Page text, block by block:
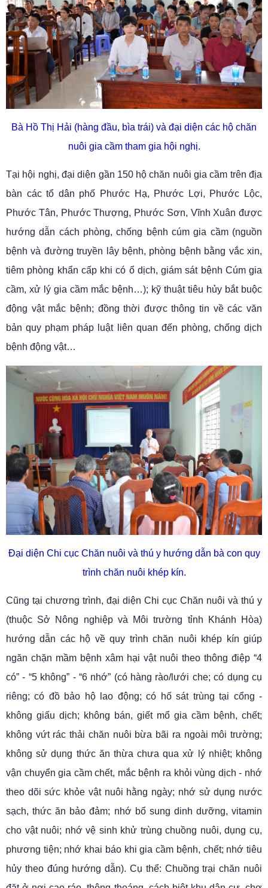
Bà Hồ Thị Hải (hàng đầu, bìa trái) và đại diện các hộ chăn
nuôi gia cầm tham gia hội nghị.
Tại hội nghị, đại diện gần 150 hộ chăn nuôi gia cầm trên địa
bàn các tổ dân phố Phước Hạ, Phước Lợi, Phước Lộc,
Phước Tân, Phước Thượng, Phước Sơn, Vĩnh Xuân được
hướng dẫn cách phòng, chống bệnh cúm gia cầm (nguồn
bệnh và đường truyền lây bệnh, phòng bệnh bằng vắc xin,
tiêm phòng khẩn cấp khi có ổ dịch, giám sát bệnh Cúm gia
cầm, xử lý gia cầm mắc bệnh…); kỹ thuật tiêu hủy bắt buộc
động vật mắc bệnh; đồng thời được thông tin về các văn
bản quy phạm pháp luật liên quan đến phòng, chống dịch
bệnh động vật…
Đại diện Chi cục Chăn nuôi và thú y hướng dẫn bà con quy
trình chăn nuôi khép kín.
Cũng tại chương trình, đại diện Chi cục Chăn nuôi và thú y
(thuộc Sở Nông nghiệp và Môi trường tỉnh Khánh Hòa)
hướng dẫn các hộ về quy trình chăn nuôi khép kín giúp
ngăn chặn mầm bệnh xâm hại vật nuôi theo thông điệp “4
có” - “5 không” - “6 nhớ” (có hàng rào/lưới che; có dụng cụ
riêng; có đồ bảo hộ lao động; có hố sát trùng tại cổng -
không giấu dịch; không bán, giết mổ gia cầm bệnh, chết;
không vứt rác thải chăn nuôi bừa bãi ra ngoài môi trường;
không sử dụng thức ăn thừa chưa qua xử lý nhiệt; không
vận chuyển gia cầm chết, mắc bệnh ra khỏi vùng dịch - nhớ
theo dõi sức khỏe vật nuôi hằng ngày; nhớ sử dụng nước
sạch, thức ăn bảo đảm; nhớ bổ sung dinh dưỡng, vitamin
cho vật nuôi; nhớ vệ sinh khử trùng chuồng nuôi, dụng cụ,
phương tiện; nhớ khai báo khi gia cầm bệnh, chết; nhớ tiêu
hủy theo đúng hướng dẫn). Cụ thể: Chuồng trại chăn nuôi